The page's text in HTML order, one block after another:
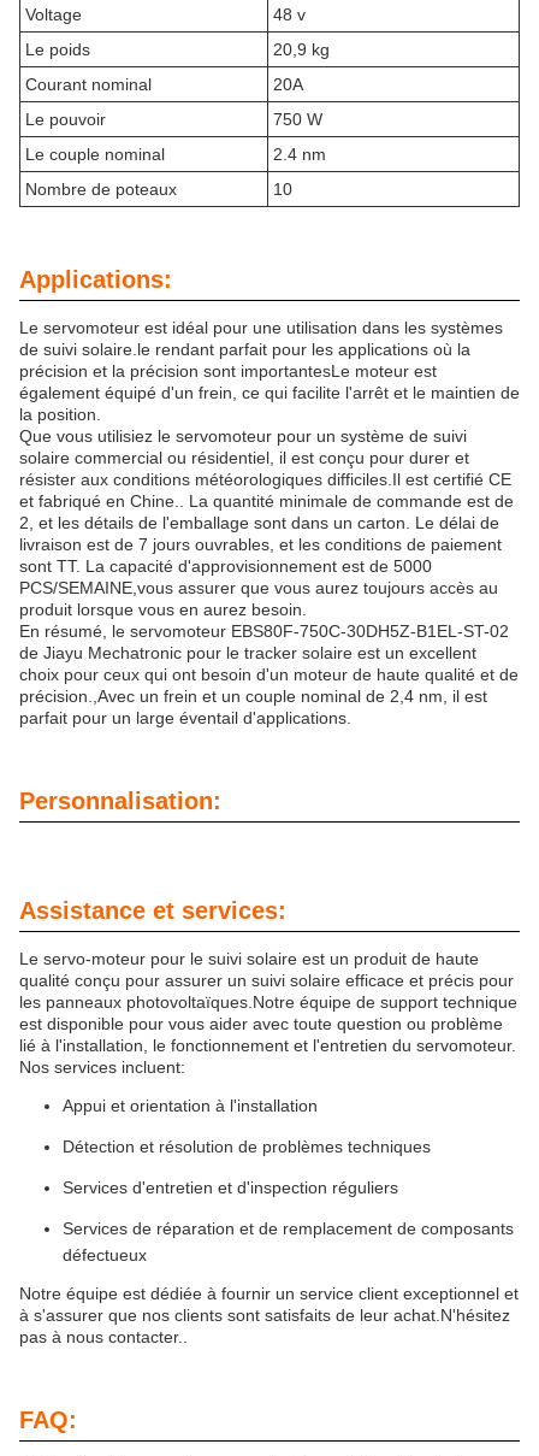
Voltage
48 v
Le poids
20,9 kg
Courant nominal
20A
Le pouvoir
750 W
Le couple nominal
2.4 nm
Nombre de poteaux
10
Applications:
Le servomoteur est idéal pour une utilisation dans les systèmes
de suivi solaire.le rendant parfait pour les applications où la
précision et la précision sont importantesLe moteur est
également équipé d'un frein, ce qui facilite l'arrêt et le maintien de
la position.
Que vous utilisiez le servomoteur pour un système de suivi
solaire commercial ou résidentiel, il est conçu pour durer et
résister aux conditions météorologiques difficiles.Il est certifié CE
et fabriqué en Chine.. La quantité minimale de commande est de
2, et les détails de l'emballage sont dans un carton. Le délai de
livraison est de 7 jours ouvrables, et les conditions de paiement
sont TT. La capacité d'approvisionnement est de 5000
PCS/SEMAINE,vous assurer que vous aurez toujours accès au
produit lorsque vous en aurez besoin.
En résumé, le servomoteur EBS80F-750C-30DH5Z-B1EL-ST-02
de Jiayu Mechatronic pour le tracker solaire est un excellent
choix pour ceux qui ont besoin d'un moteur de haute qualité et de
précision.,Avec un frein et un couple nominal de 2,4 nm, il est
parfait pour un large éventail d'applications.
Personnalisation:
Assistance et services:
Le servo-moteur pour le suivi solaire est un produit de haute
qualité conçu pour assurer un suivi solaire efficace et précis pour
les panneaux photovoltaïques.Notre équipe de support technique
est disponible pour vous aider avec toute question ou problème
lié à l'installation, le fonctionnement et l'entretien du servomoteur.
Nos services incluent:
Appui et orientation à l'installation
Détection et résolution de problèmes techniques
Services d'entretien et d'inspection réguliers
Services de réparation et de remplacement de composants
défectueux
Notre équipe est dédiée à fournir un service client exceptionnel et
à s'assurer que nos clients sont satisfaits de leur achat.N'hésitez
pas à nous contacter..
FAQ: